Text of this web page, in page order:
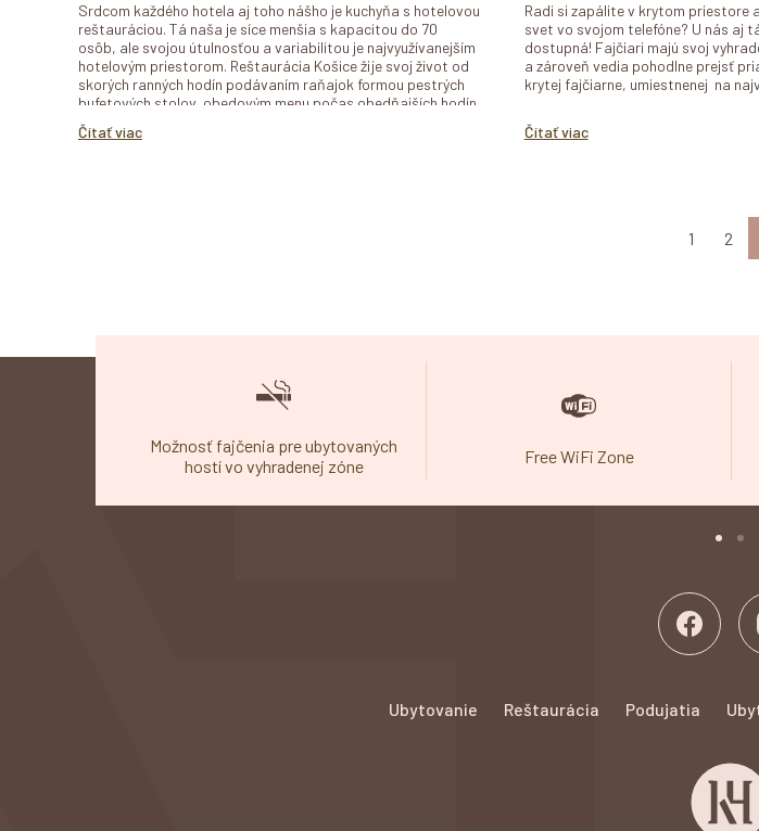
Srdcom každého hotela aj toho nášho je kuchyňa s hotelovou
reštauráciou. Tá naša je síce menšia s kapacitou do 70
osôb, ale svojou útulnosťou a variabilitou je najvyužívanejším
hotelovým priestorom. Reštaurácia Košice žije svoj život od
skorých ranných hodín podávaním raňajok formou pestrých
bufetových stolov, obedovým menu počas obedňajších hodín
a večere a la carte so širokou paletou chuťoviek nášho
šéfkuchára.
Čítať viac
Radi si zapálite v krytom priestore
svet vo svojom telefóne? U nás aj
dostupná! Fajčiari majú svoj
a zároveň vedia pohodlne prejsť
krytej fajčiarne, umiestnenej na
Čítať viac
1 2
Možnosť fajčenia pre ubytovaných
hostí vo vyhradenej zóne
Free WiFi Zone
Ubytovanie Reštaurácia Podujatia